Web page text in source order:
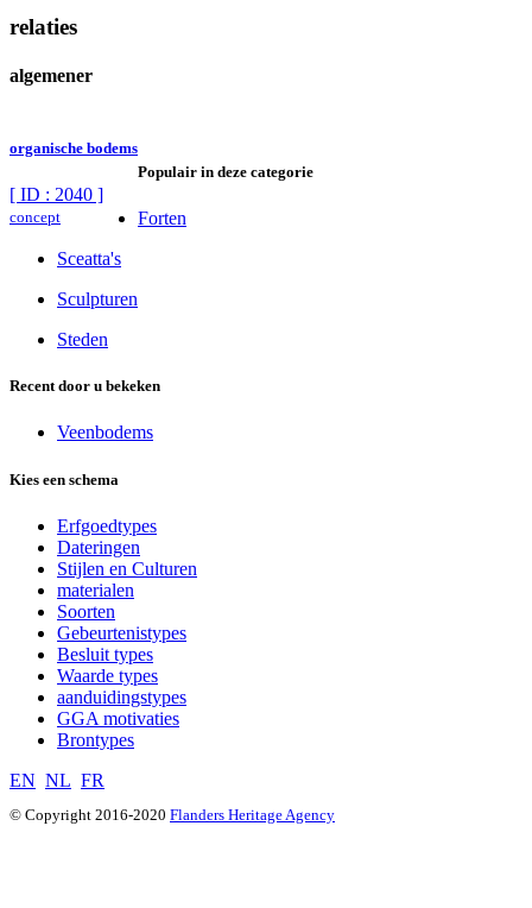
relaties
algemener
organische bodems
[ ID : 2040 ]
concept
Populair in deze categorie
Forten
Sceatta's
Sculpturen
Steden
Recent door u bekeken
Veenbodems
Kies een schema
Erfgoedtypes
Dateringen
Stijlen en Culturen
materialen
Soorten
Gebeurtenistypes
Besluit types
Waarde types
aanduidingstypes
GGA motivaties
Brontypes
EN NL FR
© Copyright 2016-2020 Flanders Heritage Agency